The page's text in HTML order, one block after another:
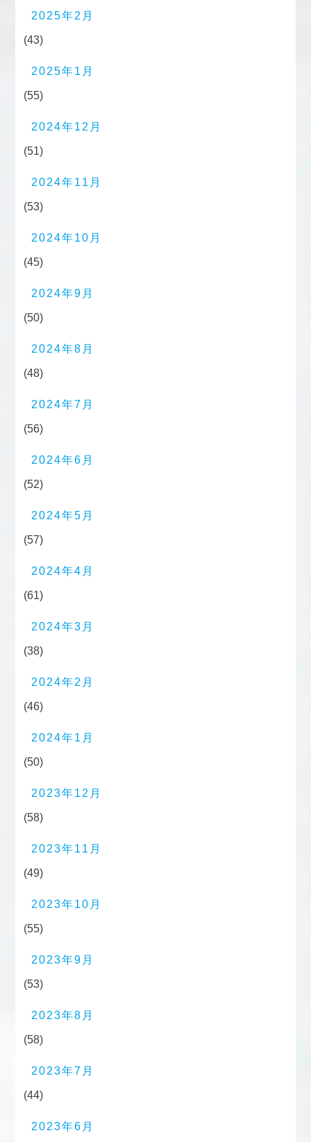
2025年2月
(43)
2025年1月
(55)
2024年12月
(51)
2024年11月
(53)
2024年10月
(45)
2024年9月
(50)
2024年8月
(48)
2024年7月
(56)
2024年6月
(52)
2024年5月
(57)
2024年4月
(61)
2024年3月
(38)
2024年2月
(46)
2024年1月
(50)
2023年12月
(58)
2023年11月
(49)
2023年10月
(55)
2023年9月
(53)
2023年8月
(58)
2023年7月
(44)
2023年6月